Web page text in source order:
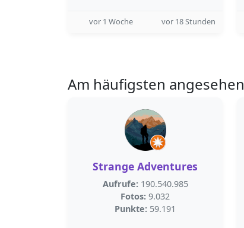
vor 1 Woche vor 18 Stunden
Am häufigsten angesehen
Strange Adventures
Aufrufe: 190.540.985
Fotos: 9.032
Punkte: 59.191